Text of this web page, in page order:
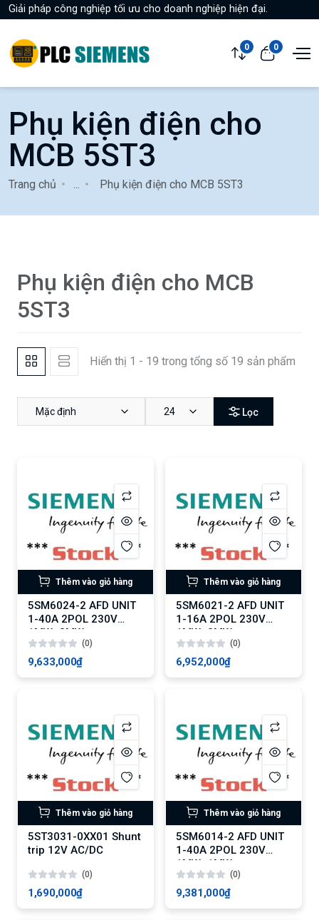
Giải pháp công nghiệp tối ưu cho doanh nghiệp hiện đại.
0 0
Phụ kiện điện cho
MCB 5ST3
Trang chủ Phụ kiện điện cho MCB 5ST3
Phụ kiện điện cho MCB
5ST3
Hiển thị 1 - 19 trong tổng số 19 sản phẩm
Mặc định 24 Lọc
Thêm vào giỏ hàng
5SM6024-2 AFD UNIT
1-40A 2POL 230V
1MW+2MW
(0)
9,633,000₫
Thêm vào giỏ hàng
5SM6021-2 AFD UNIT
1-16A 2POL 230V
1MW+2MW
(0)
6,952,000₫
Thêm vào giỏ hàng
5ST3031-0XX01 Shunt
trip 12V AC/DC
(0)
1,690,000₫
Thêm vào giỏ hàng
5SM6014-2 AFD UNIT
1-40A 2POL 230V
1MW+1MW
(0)
9,381,000₫